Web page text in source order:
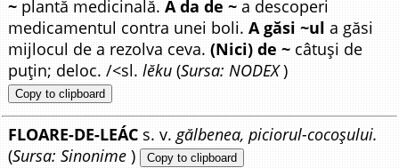
~ plantă medicinală.A da de ~ a descoperi
medicamentul contra unei boli.A găsi ~ul a găsi
mijlocul de a rezolva ceva.(Nici) de ~ câtuși de
puțin; deloc. /<sl.lĕku (Sursa: NODEX)
Copy to clipboard
FLOARE-DE-LEÁC s. v.gălbenea, piciorul-cocoșului.
(Sursa: Sinonime ) Copy to clipboard